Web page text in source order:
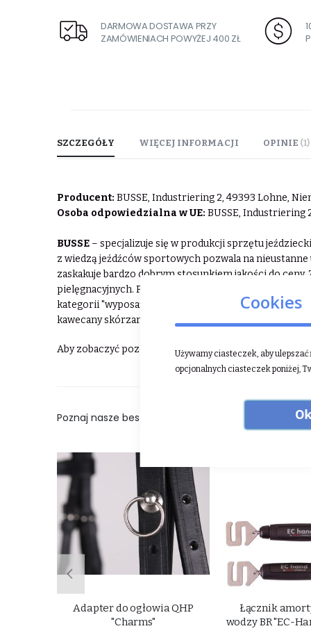
DARMOWA DOSTAWA PRZY
ZAMÓWIENIACH POWYŻEJ 400 ZŁ
SZCZEGÓŁY WIĘCEJ INFORMACJI OPINIE 1
Producent: BUSSE, Industriering 2, 49393 Lohne,
Osoba odpowiedzialna w UE: BUSSE, Industriering
BUSSE – specjalizuje się w produkcji sprzętu
z wiedzą jeźdźców sportowych pozwala na
zaskakuje bardzo dobrym stosunkiem jakości do
pielęgnacyjnych. Popularne i bardzo cenione przez
kategorii "wyposażenie stajni". Wymyślne i bardzo
kawecany skórzane to tylko mały ułamek tego, co
Aby zobaczyć pozostałe produkty Busse ⮕ kliknij
Poznaj nasze bestsellery:
Adapter do ogłowia QHP
"Charms"
Łącznik
wodzy BR "EC-
Cookies
Używamy ciasteczek, aby
opcjonalnych ciasteczek poniżej,